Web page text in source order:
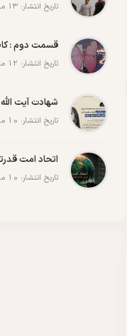
تاریخ انتشار: 13 مرداد 1405
قسمت دوم :
تاریخ انتشار: 12 مرداد 1405
تاریخ انتشار: 10 مرداد 1405
اتحاد امت
تاریخ انتشار: 10 مرداد 1405